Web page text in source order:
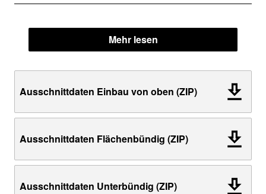
Mehr lesen
Ausschnittdaten Einbau von oben (ZIP)
Ausschnittdaten Flächenbündig (ZIP)
Ausschnittdaten Unterbündig (ZIP)